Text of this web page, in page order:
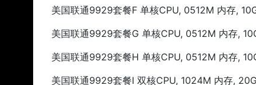
美国联通9929套餐F 单核CPU, 0512M 内存,
美国联通9929套餐G 单核CPU, 0512M 内存,
美国联通9929套餐H 单核CPU, 0512M 内存,
美国联通9929套餐I 双核CPU, 1024M 内存,